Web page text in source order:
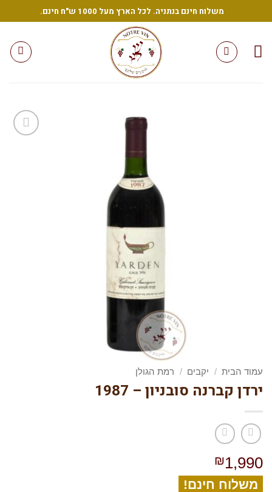
משלוח חינם בנתניה. לכל הארץ מעל 1000 ש"ח חינם.
עמוד הבית / יקבים / רמת הגולן
ירדן קברנה סובניון – 1987
₪ 1,990
משלוח חינם!